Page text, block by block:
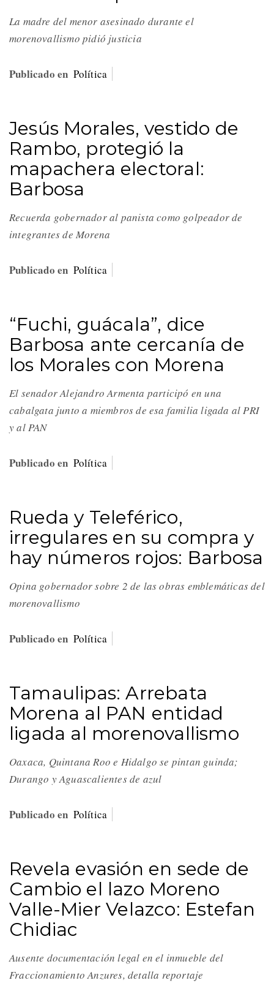
La madre del menor asesinado durante el
morenovallismo pidió justicia
Publicado en Política
Jesús Morales, vestido de
Rambo, protegió la
mapachera electoral:
Barbosa
Recuerda gobernador al panista como golpeador de
integrantes de Morena
Publicado en Política
“Fuchi, guácala”, dice
Barbosa ante cercanía de
los Morales con Morena
El senador Alejandro Armenta participó en una
cabalgata junto a miembros de esa familia ligada al PRI
y al PAN
Publicado en Política
Rueda y Teleférico,
irregulares en su compra y
hay números rojos: Barbosa
Opina gobernador sobre 2 de las obras emblemáticas del
morenovallismo
Publicado en Política
Tamaulipas: Arrebata
Morena al PAN entidad
ligada al morenovallismo
Oaxaca, Quintana Roo e Hidalgo se pintan guinda;
Durango y Aguascalientes de azul
Publicado en Política
Revela evasión en sede de
Cambio el lazo Moreno
Valle-Mier Velazco: Estefan
Chidiac
Ausente documentación legal en el inmueble del
Fraccionamiento Anzures, detalla reportaje